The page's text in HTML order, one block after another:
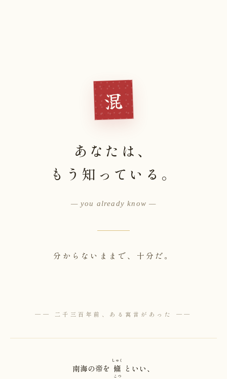
混
あなたは、
もう知っている。
— you already know —
分からないままで、十分だ。
── 二千三百年前、ある寓言があった ──
南海の帝を 儵
しゅく
といい、
こつ